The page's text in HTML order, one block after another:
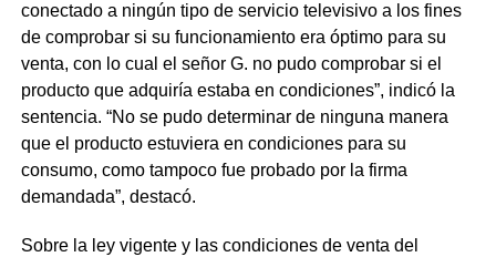
conectado a ningún tipo de servicio televisivo a los fines
de comprobar si su funcionamiento era óptimo para su
venta, con lo cual el señor G. no pudo comprobar si el
producto que adquiría estaba en condiciones”, indicó la
sentencia. “No se pudo determinar de ninguna manera
que el producto estuviera en condiciones para su
consumo, como tampoco fue probado por la firma
demandada”, destacó.
Sobre la ley vigente y las condiciones de venta del